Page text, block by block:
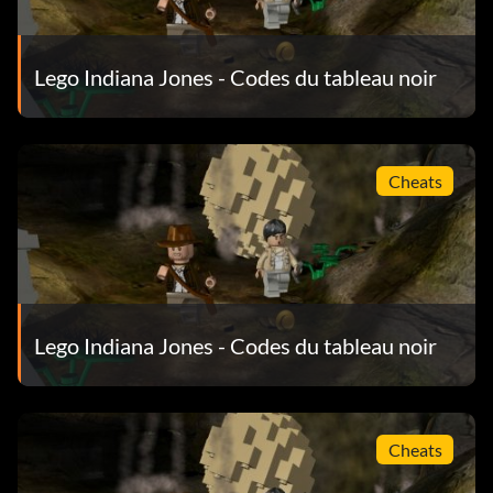
Chevalier du Graal NE6THI
Hovitos tribesman H0V1SS
Indiana Jones déguisé 4J8S4M
Guide de la jungle 24PF34
Kaokan WMO46L
Kazim désert 3M29TJ
Kazim Venise NRH23J
Laoche 2NK479
Lego Indiana Jones - Codes du tableau noir
Cheats
Lego Indiana Jones - Codes du tableau noir
Cheats